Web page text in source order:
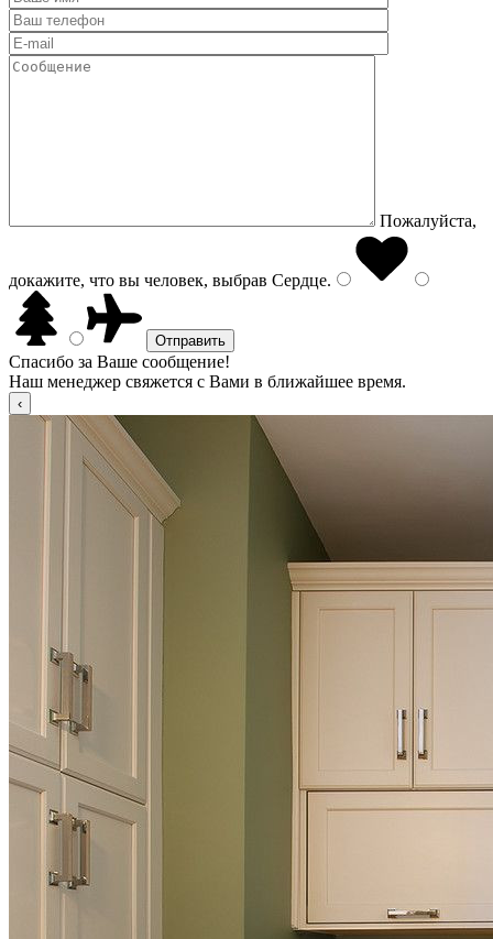
Пожалуйста,
докажите, что вы человек, выбрав Сердце.
Спасибо за Ваше сообщение!
Наш менеджер свяжется с Вами в ближайшее время.